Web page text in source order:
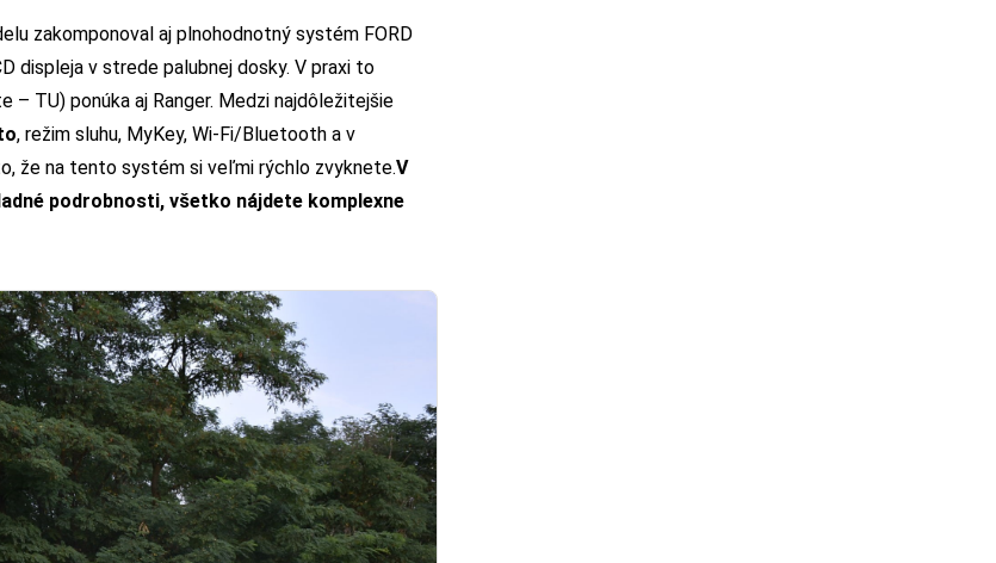
zakomponoval aj plnohodnotný systém FORD
displeja v strede palubnej dosky. V praxi to
– TU) ponúka aj Ranger. Medzi najdôležitejšie
, režim sluhu, MyKey, Wi-Fi/Bluetooth a v
že na tento systém si veľmi rýchlo zvyknete.V
podrobnosti, všetko nájdete komplexne